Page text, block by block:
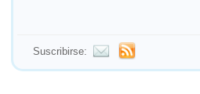
Suscribirse: